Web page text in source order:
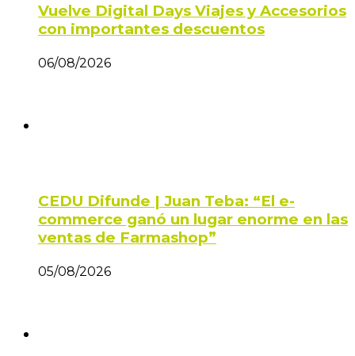
Vuelve Digital Days Viajes y Accesorios
con importantes descuentos
06/08/2026
CEDU Difunde | Juan Teba: “El e-
commerce ganó un lugar enorme en las
ventas de Farmashop”
05/08/2026